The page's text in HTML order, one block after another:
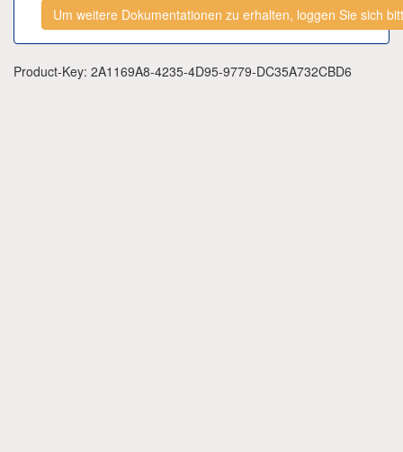
Um weitere Dokumentationen zu erhalten, loggen Sie sich
Product-Key: 2A1169A8-4235-4D95-9779-DC35A732CBD6